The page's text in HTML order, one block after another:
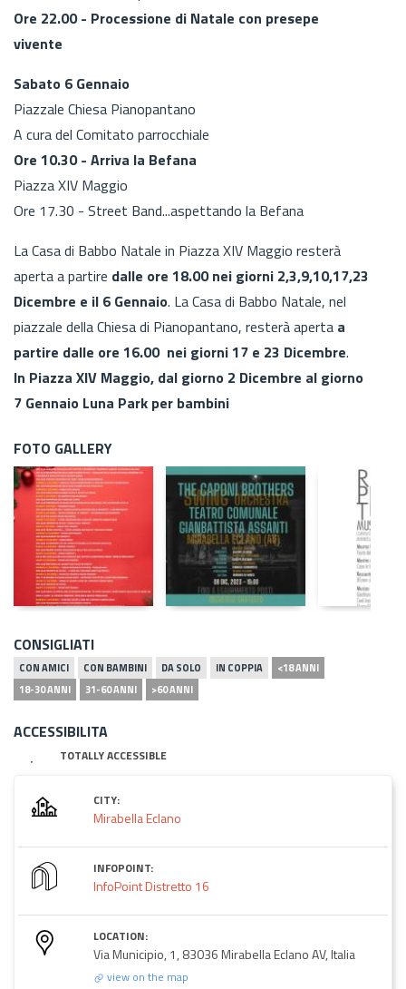
Ore 22.00 - Processione di Natale con presepe
vivente
Sabato 6 Gennaio
Piazzale Chiesa Pianopantano
A cura del Comitato parrocchiale
Ore 10.30 - Arriva la Befana
Piazza XIV Maggio
Ore 17.30 - Street Band...aspettando la Befana
La Casa di Babbo Natale in Piazza XIV Maggio resterà
aperta a partire dalle ore 18.00 nei giorni 2,3,9,10,17,23
Dicembre e il 6 Gennaio. La Casa di Babbo Natale, nel
piazzale della Chiesa di Pianopantano, resterà aperta a
partire dalle ore 16.00 nei giorni 17 e 23 Dicembre.
In Piazza XIV Maggio, dal giorno 2 Dicembre al giorno
7 Gennaio Luna Park per bambini
FOTO GALLERY
CONSIGLIATI
CON AMICI CON BAMBINI DA SOLO IN COPPIA
<18 ANNI
18-30 ANNI
31-60 ANNI >60 ANNI
ACCESSIBILITA
TOTALLY ACCESSIBLE
CITY:
Mirabella Eclano
INFOPOINT:
InfoPoint Distretto 16
LOCATION:
Via Municipio, 1, 83036 Mirabella Eclano AV, Italia
view on the map